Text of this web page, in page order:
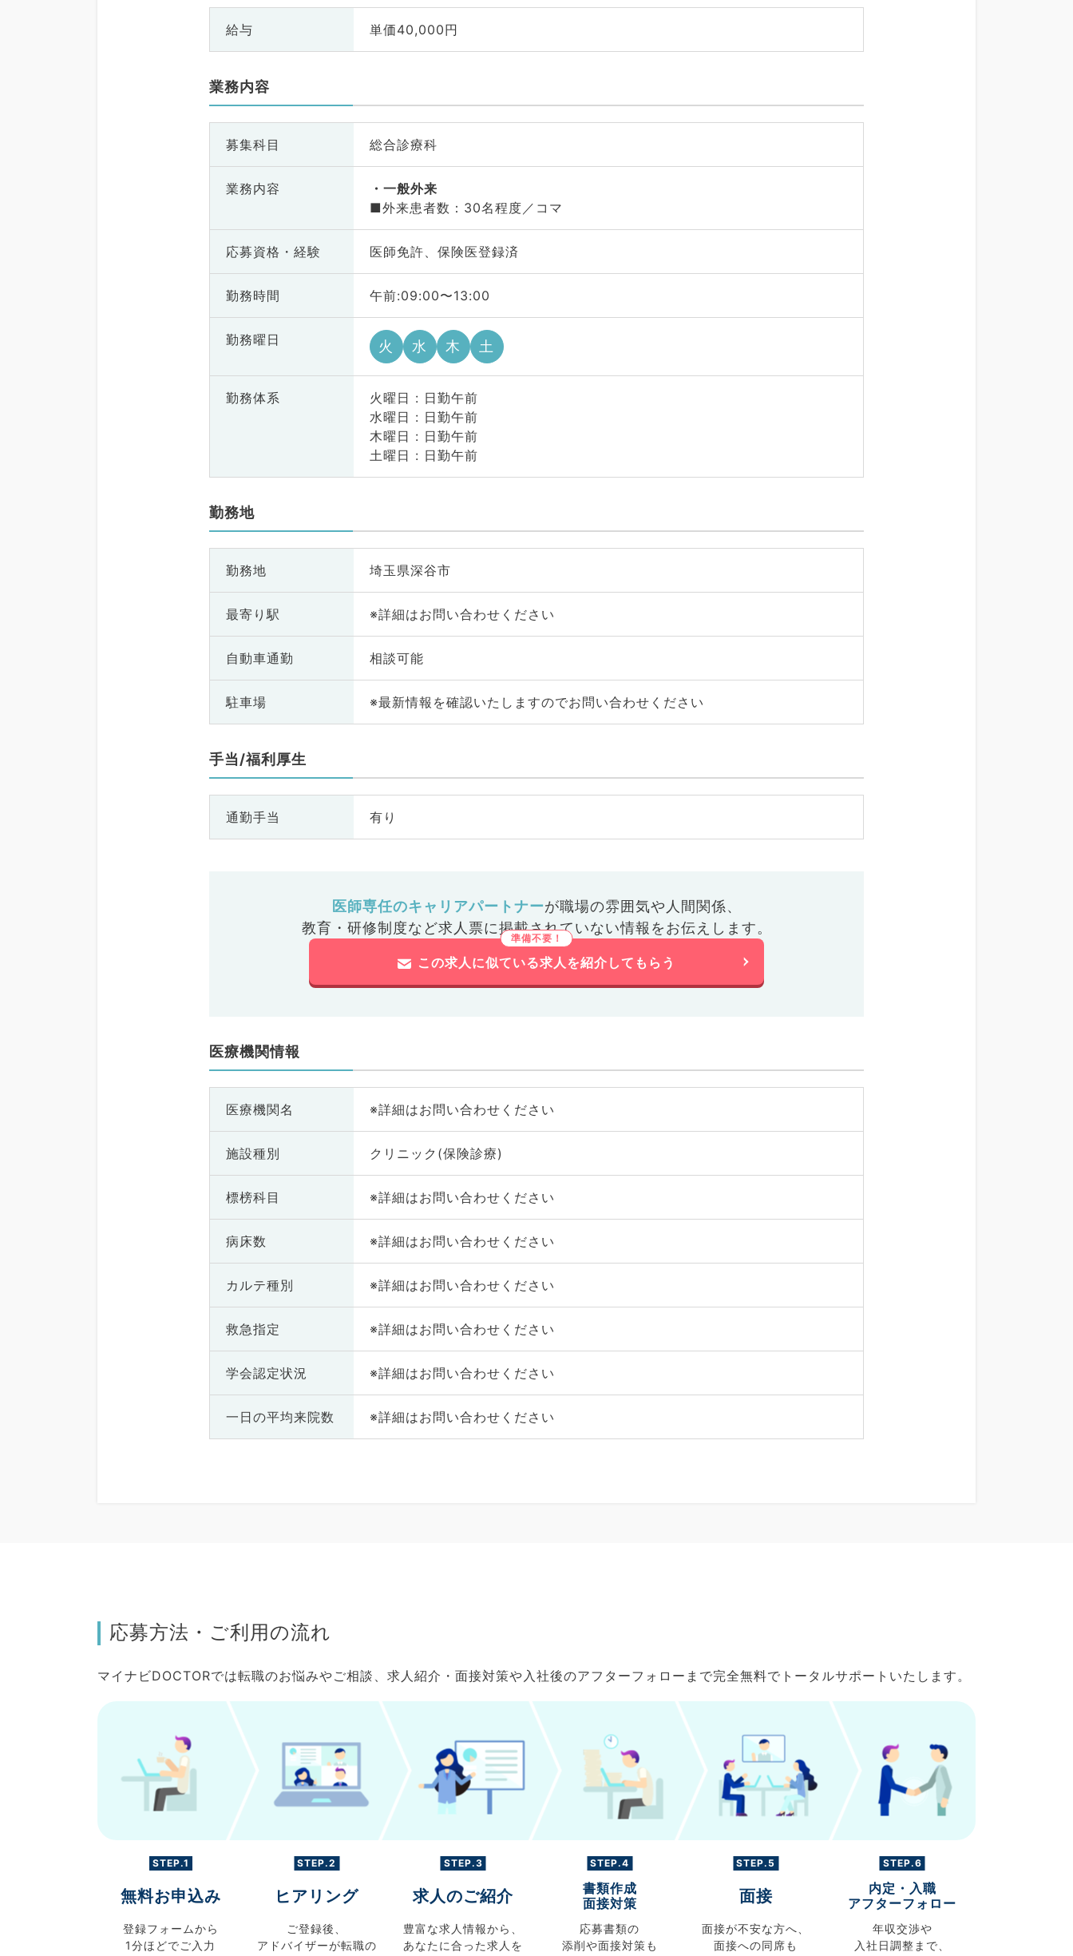
給与 単価40,000円
業務内容
募集科目 総合診療科
業務内容
一般外来
■外来患者数：30名程度／コマ
応募資格・ 経験 医師免許、保険医登録済
勤務時間 午前:09:00〜13:00
勤務曜日 火 水 木 土
勤務体系
火曜日 : 日勤午前
水曜日 : 日勤午前
木曜日 : 日勤午前
土曜日 : 日勤午前
勤務地
勤務地 埼玉県深谷市
最寄り駅 ※詳細はお問い合わせください
自動車通勤 相談可能
駐車場 ※最新情報を確認いたしますのでお問い合わせください
手当/福利厚生
通勤手当 有り
医師専任のキャリアパートナーが職場の雰囲気や人間関係、
教育・研修制度など求人票に掲載されていない情報をお伝えします。
この求人に似ている求人を紹介してもらう
医療機関情報
医療機関名 ※詳細はお問い合わせください
施設種別 クリニック(保険診療)
標榜科目 ※詳細はお問い合わせください
病床数 ※詳細はお問い合わせください
カルテ種別 ※詳細はお問い合わせください
救急指定 ※詳細はお問い合わせください
学会認定状況 ※詳細はお問い合わせください
一日の平均来院数 ※詳細はお問い合わせください
応募方法・ご利用の流れ
マイナビDOCTORでは転職のお悩みやご相談、求人紹介・面接対策や入社後のアフターフォローまで完全無料でトータルサポートいたします。
STEP.1
無料お申込み
登録フォームから
1分ほどでご入力
STEP.2
ヒアリング
ご登録後、
アドバイザーが転職の
STEP.3
求人のご紹介
豊富な求人情報から、
あなたに合った求人を
STEP.4
書類作成
面接対策
応募書類の
添削や面接対策も
STEP.5
面接
面接が不安な方へ、
面接への同席も
STEP.6
内定・入職
アフターフォロー
年収交渉や
入社日調整まで、